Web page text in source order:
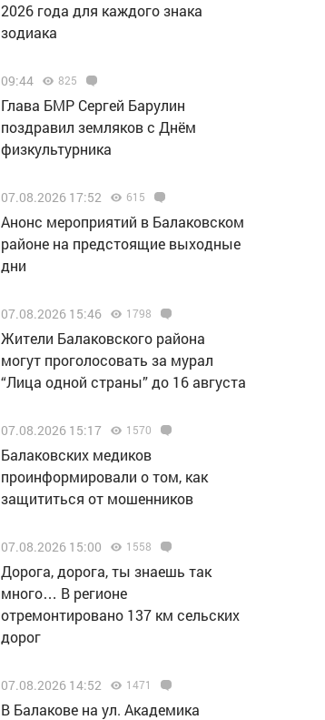
2026 года для каждого знака
зодиака
09:44 825
Глава БМР Сергей Барулин
поздравил земляков с Днём
физкультурника
07.08.2026 17:52 615
Анонс мероприятий в Балаковском
районе на предстоящие выходные
дни
07.08.2026 15:46 1798
Жители Балаковского района
могут проголосовать за мурал
“Лица одной страны” до 16 августа
07.08.2026 15:17 1570
Балаковских медиков
проинформировали о том, как
защититься от мошенников
07.08.2026 15:00 1558
Дорога, дорога, ты знаешь так
много… В регионе
отремонтировано 137 км сельских
дорог
07.08.2026 14:52 1471
В Балакове на ул. Академика